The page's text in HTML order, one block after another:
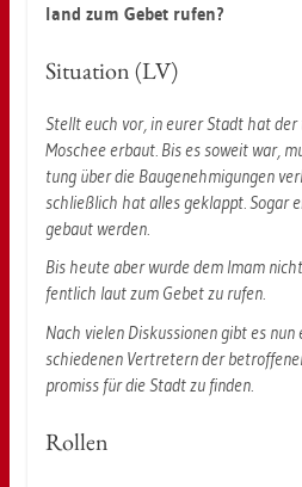
land zum Gebet rufen?
Si­tua­ti­on (LV)
Stellt euch vor, in eurer Stadt hat
Mo­schee er­baut. Bis es so­weit war,
tung über die Bau­ge­neh­mi­gun­gen
schließ­lich hat alles ge­klappt. Sogar
ge­baut wer­den.
Bis heute aber wurde dem Imam
fent­lich laut zum Gebet zu rufen.
Nach vie­len Dis­kus­sio­nen gibt es
schie­de­nen Ver­tre­tern der
pro­miss für die Stadt zu fin­den.
Rol­len